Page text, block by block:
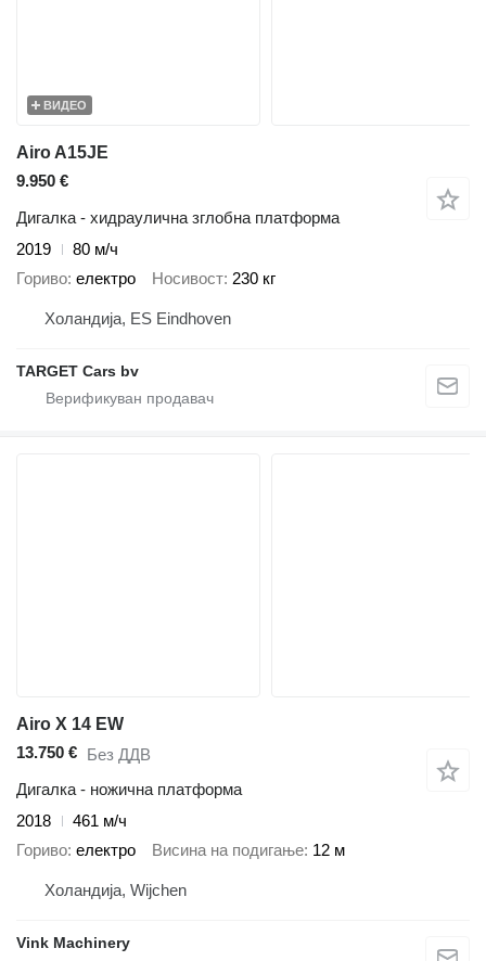
ВИДЕО
Airo A15JE
9.950 €
Дигалка - хидраулична зглобна платформа
2019
80 м/ч
Гориво електро Носивост 230 кг
Холандија, ES Eindhoven
TARGET Cars bv
Airo X 14 EW
13.750 € Без ДДВ
Дигалка - ножична платформа
2018
461 м/ч
Гориво електро Висина на подигање 12 м
Холандија, Wijchen
Vink Machinery